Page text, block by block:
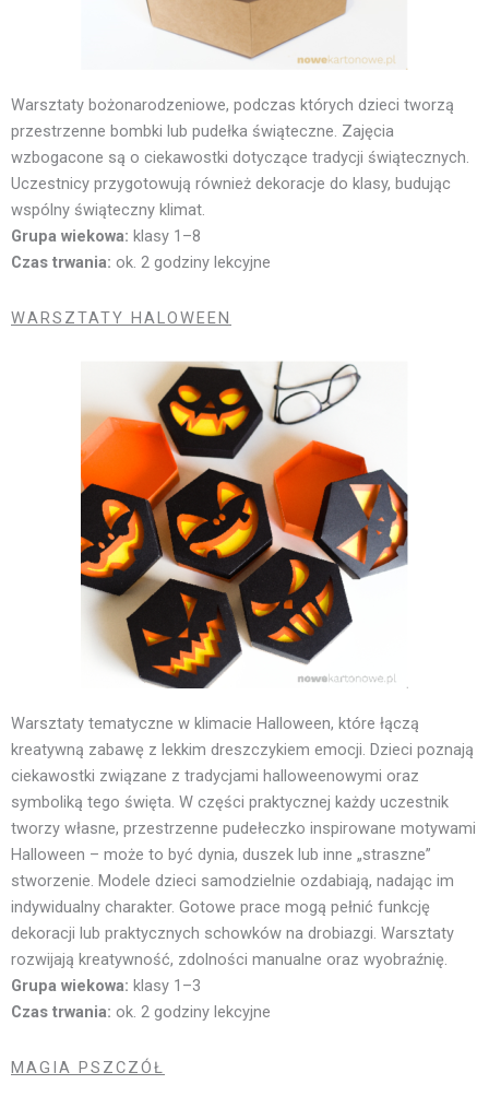
Warsztaty bożonarodzeniowe, podczas których dzieci tworzą
przestrzenne bombki lub pudełka świąteczne. Zajęcia
wzbogacone są o ciekawostki dotyczące tradycji świątecznych.
Uczestnicy przygotowują również dekoracje do klasy, budując
wspólny świąteczny klimat.
Grupa wiekowa: klasy 1–8
Czas trwania: ok. 2 godziny lekcyjne
WARSZTATY HALOWEEN
Warsztaty tematyczne w klimacie Halloween, które łączą
kreatywną zabawę z lekkim dreszczykiem emocji. Dzieci poznają
ciekawostki związane z tradycjami halloweenowymi oraz
symboliką tego święta. W części praktycznej każdy uczestnik
tworzy własne, przestrzenne pudełeczko inspirowane motywami
Halloween – może to być dynia, duszek lub inne „straszne”
stworzenie. Modele dzieci samodzielnie ozdabiają, nadając im
indywidualny charakter. Gotowe prace mogą pełnić funkcję
dekoracji lub praktycznych schowków na drobiazgi. Warsztaty
rozwijają kreatywność, zdolności manualne oraz wyobraźnię.
Grupa wiekowa: klasy 1–3
Czas trwania: ok. 2 godziny lekcyjne
MAGIA PSZCZÓŁ